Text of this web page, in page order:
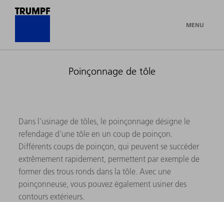
MENU
Poinçonnage de tôle
Dans l'usinage de tôles, le poinçonnage désigne le
refendage d'une tôle en un coup de poinçon.
Différents coups de poinçon, qui peuvent se succéder
extrêmement rapidement, permettent par exemple de
former des trous ronds dans la tôle. Avec une
poinçonneuse, vous pouvez également usiner des
contours extérieurs.